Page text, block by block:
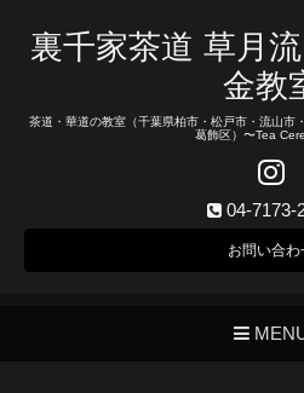
裏千家茶道 草月
金教
茶道・華道の教室（千葉県柏市・松戸市・流山市
葛飾区）〜Tea
04-7173-
お問い合わ